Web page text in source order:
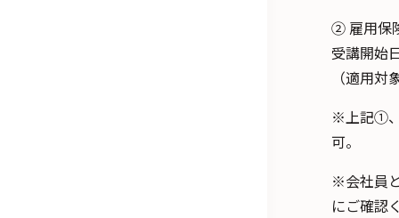
② 雇用保
受講開始
（適用
※上記①、
可。
※会社員
にご確認